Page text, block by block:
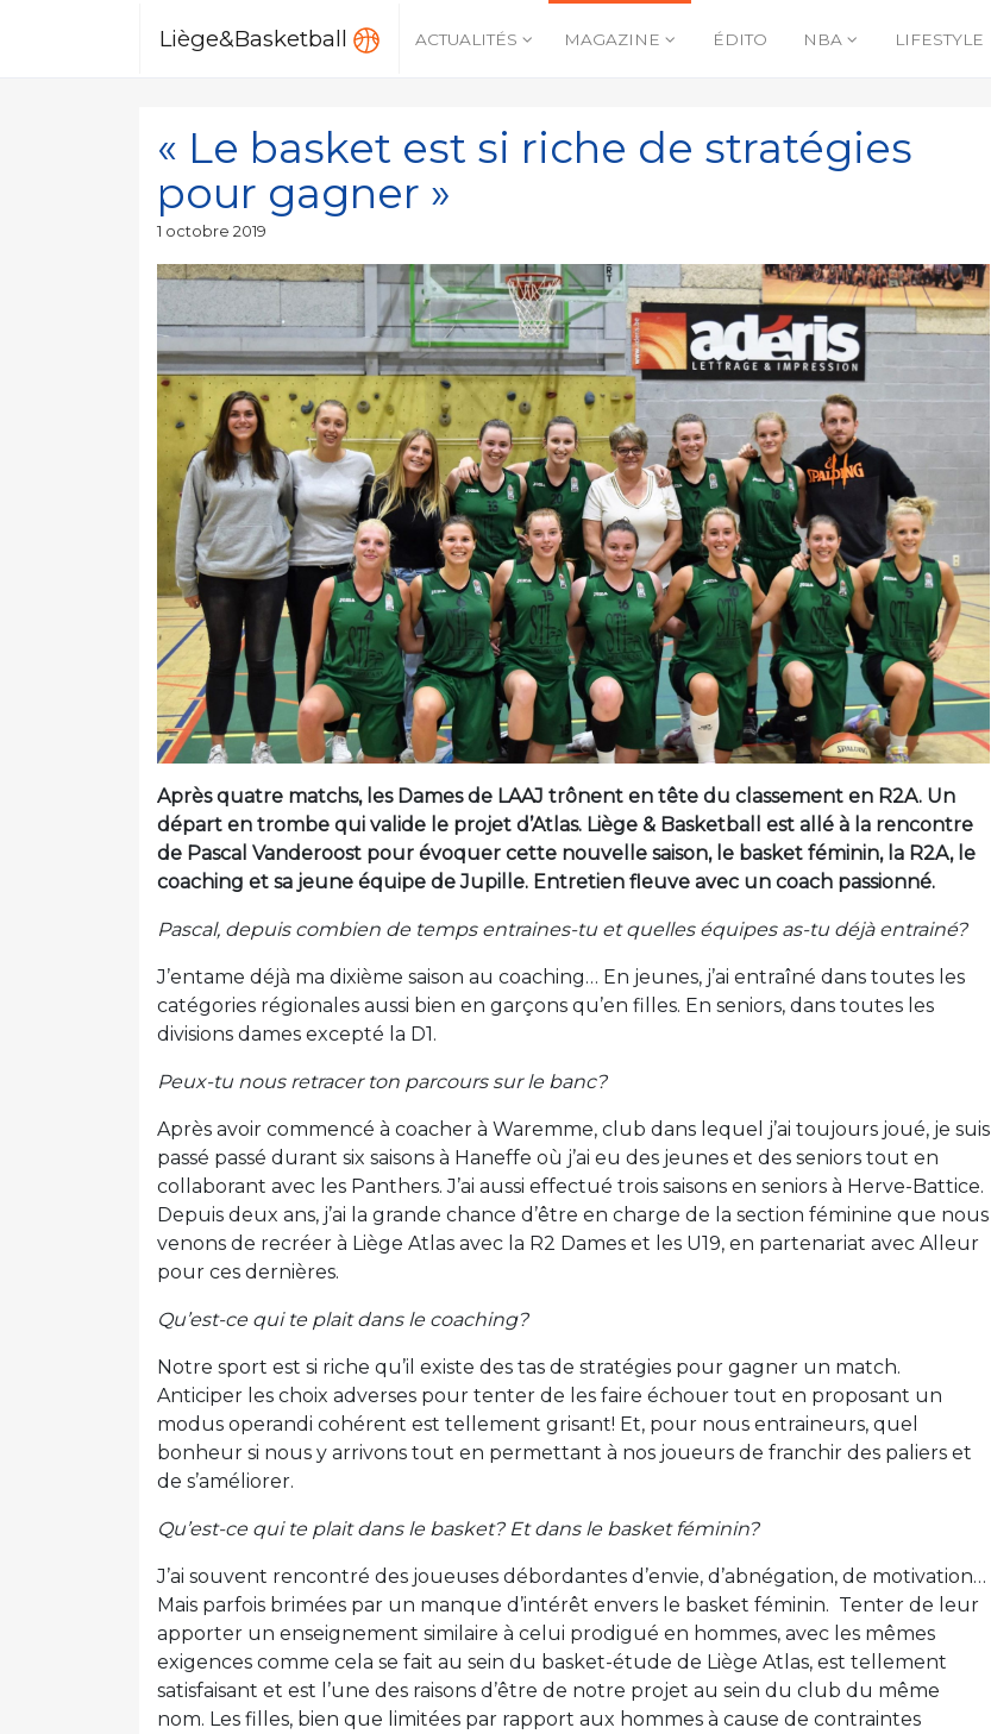
Liège&Basketball ACTUALITÉS MAGAZINE ÉDITO NBA LIFESTYLE
« Le basket est si riche de stratégies
pour gagner »
Publié
1 octobre 2019
Après quatre matchs, les Dames de LAAJ trônent en tête du classement en R2A. Un
départ en trombe qui valide le projet d’Atlas. Liège & Basketball est allé à la rencontre
de Pascal Vanderoost pour évoquer cette nouvelle saison, le basket féminin, la R2A, le
coaching et sa jeune équipe de Jupille. Entretien fleuve avec un coach passionné.
Pascal, depuis combien de temps entraines-tu et quelles équipes as-tu déjà entrainé?
J’entame déjà ma dixième saison au coaching… En jeunes, j’ai entraîné dans toutes les
catégories régionales aussi bien en garçons qu’en filles. En seniors, dans toutes les
divisions dames excepté la D1.
Peux-tu nous retracer ton parcours sur le banc?
Après avoir commencé à coacher à Waremme, club dans lequel j’ai toujours joué, je suis
passé passé durant six saisons à Haneffe où j’ai eu des jeunes et des seniors tout en
collaborant avec les Panthers. J’ai aussi effectué trois saisons en seniors à Herve-Battice.
Depuis deux ans, j’ai la grande chance d’être en charge de la section féminine que nous
venons de recréer à Liège Atlas avec la R2 Dames et les U19, en partenariat avec Alleur
pour ces dernières.
Qu’est-ce qui te plait dans le coaching?
Notre sport est si riche qu’il existe des tas de stratégies pour gagner un match.
Anticiper les choix adverses pour tenter de les faire échouer tout en proposant un
modus operandi cohérent est tellement grisant! Et, pour nous entraineurs, quel
bonheur si nous y arrivons tout en permettant à nos joueurs de franchir des paliers et
de s’améliorer.
Qu’est-ce qui te plait dans le basket? Et dans le basket féminin?
J’ai souvent rencontré des joueuses débordantes d’envie, d’abnégation, de motivation…
Mais parfois brimées par un manque d’intérêt envers le basket féminin. Tenter de leur
apporter un enseignement similaire à celui prodigué en hommes, avec les mêmes
exigences comme cela se fait au sein du basket-étude de Liège Atlas, est tellement
satisfaisant et est l’une des raisons d’être de notre projet au sein du club du même
nom. Les filles, bien que limitées par rapport aux hommes à cause de contraintes